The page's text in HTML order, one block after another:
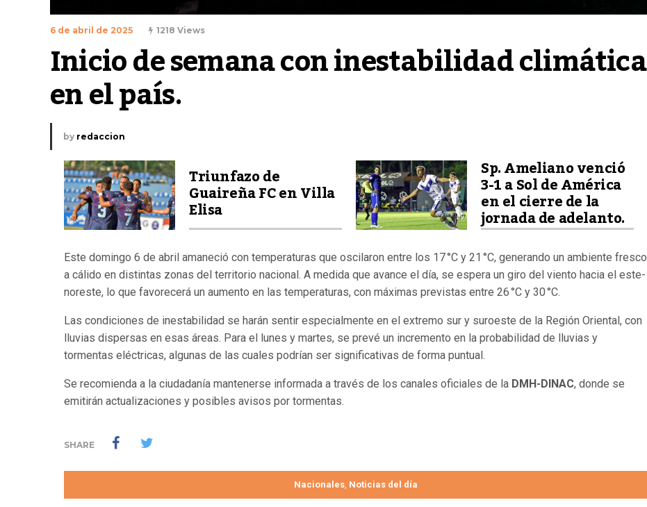
6 de abril de 2025 1218 Views
Inicio de semana con inestabilidad climática
en el país.
by redaccion
Triunfazo de
Guaireña FC en Villa
Elisa
Sp. Ameliano venció
3-1 a Sol de América
en el cierre de la
jornada de adelanto.
Este domingo 6 de abril amaneció con temperaturas que oscilaron entre los 17 °C y 21 °C, generando un ambiente fresco
a cálido en distintas zonas del territorio nacional. A medida que avance el día, se espera un giro del viento hacia el este-
noreste, lo que favorecerá un aumento en las temperaturas, con máximas previstas entre 26 °C y 30 °C.
Las condiciones de inestabilidad se harán sentir especialmente en el extremo sur y suroeste de la Región Oriental, con
lluvias dispersas en esas áreas. Para el lunes y martes, se prevé un incremento en la probabilidad de lluvias y
tormentas eléctricas, algunas de las cuales podrían ser significativas de forma puntual.
Se recomienda a la ciudadanía mantenerse informada a través de los canales oficiales de la DMH-DINAC, donde se
emitirán actualizaciones y posibles avisos por tormentas.
SHARE
Nacionales, Noticias del día